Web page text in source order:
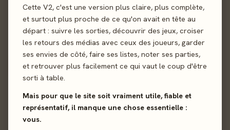
Cette V2, c'est une version plus claire, plus complète,
et surtout plus proche de ce qu'on avait en tête au
départ : suivre les sorties, découvrir des jeux, croiser
les retours des médias avec ceux des joueurs, garder
ses envies de côté, faire ses listes, noter ses parties,
et retrouver plus facilement ce qui vaut le coup d'être
sorti à table.
Mais pour que le site soit vraiment utile, fiable et
représentatif, il manque une chose essentielle :
vous.
Envoyer